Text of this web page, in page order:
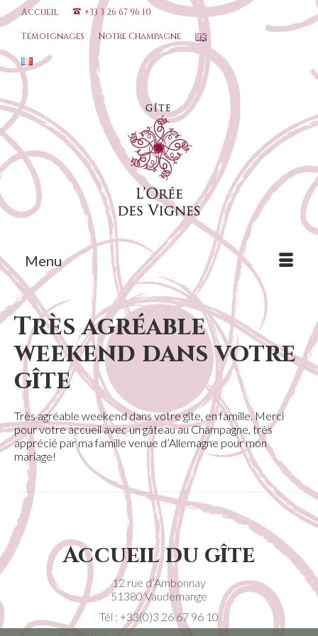
Accueil +33 3 26 67 96 10
Témoignages Notre Champagne
Menu
Très agréable
weekend dans votre
gîte
Très agréable weekend dans votre gîte, en famille. Merci
pour votre accueil avec un gâteau au Champagne, très
apprécié par ma famille venue d’Allemagne pour mon
mariage!
Accueil du gîte
12 rue d’Ambonnay
51380 Vaudemange
Tél : +33(0)3 26 67 96 10